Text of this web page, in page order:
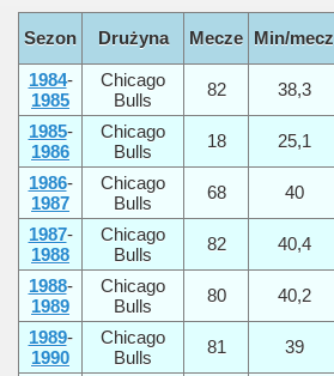
Sezon Drużyna Mecze Min/mecz
1984-
1985
Chicago
Bulls
82 38,3
1985-
1986
Chicago
Bulls
18 25,1
1986-
1987
Chicago
Bulls
68 40
1987-
1988
Chicago
Bulls
82 40,4
1988-
1989
Chicago
Bulls
80 40,2
1989-
1990
Chicago
Bulls
81 39